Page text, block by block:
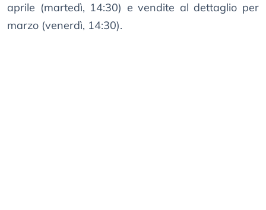
aprile (martedì, 14:30) e vendite al dettaglio per
marzo (venerdì, 14:30).